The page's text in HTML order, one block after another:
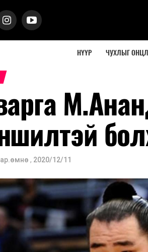
НҮҮР ЧУХЛЫГ
, 2020/12/11